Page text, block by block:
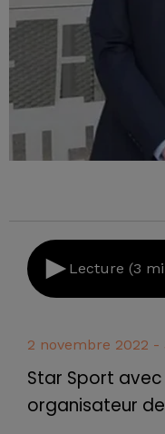
Lecture (3
2 novembre 2022 -
Star Sport
organisateur